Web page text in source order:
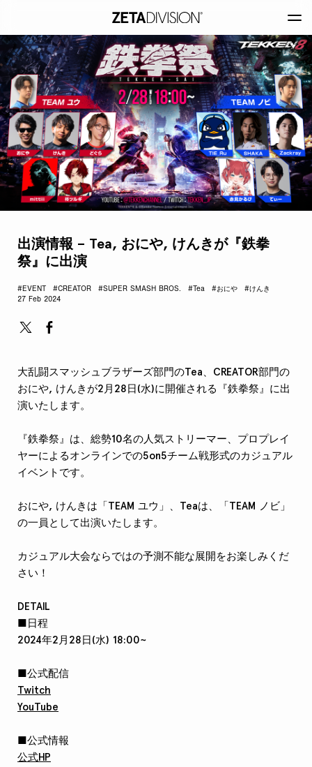
出演情報 – Tea, おにや, けんきが『鉄拳
祭』に出演
#EVENT #CREATOR #SUPER SMASH BROS. #Tea #おにや
#けんき
27 Feb 2024
大乱闘スマッシュブラザーズ部門のTea、CREATOR部門の
おにや, けんきが2月28日(水)に開催される『鉄拳祭』に出
演いたします。
『鉄拳祭』は、総勢10名の人気ストリーマー、プロプレイ
ヤーによるオンラインでの5on5チーム戦形式のカジュアル
イベントです。
おにや, けんきは「TEAM ユウ」、Teaは、「TEAM ノビ」
の一員として出演いたします。
カジュアル大会ならではの予測不能な展開をお楽しみくだ
さい！
DETAIL
■日程
2024年2月28日(水) 18:00~
■公式配信
Twitch
YouTube
■公式情報
公式HP